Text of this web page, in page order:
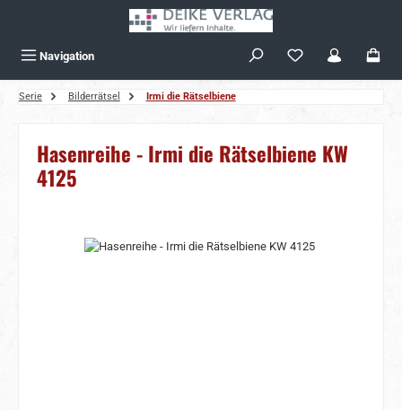
Navigation
Serie Bilderrätsel Irmi die Rätselbiene
Hasenreihe - Irmi die Rätselbiene KW
4125
Bildergalerie überspringen